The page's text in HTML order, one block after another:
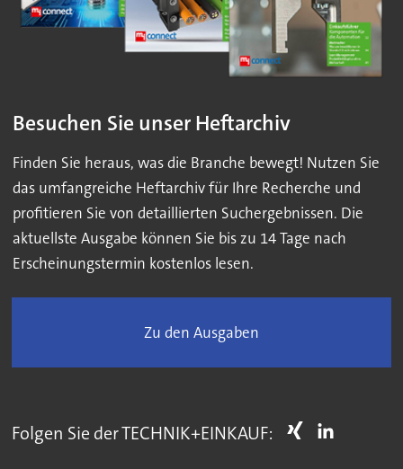
Besuchen Sie unser Heftarchiv
Finden Sie heraus, was die Branche bewegt! Nutzen Sie
das umfangreiche Heftarchiv für Ihre Recherche und
profitieren Sie von detaillierten Suchergebnissen. Die
aktuellste Ausgabe können Sie bis zu 14 Tage nach
Erscheinungstermin kostenlos lesen.
Zu den Ausgaben
Folgen Sie der TECHNIK+EINKAUF: